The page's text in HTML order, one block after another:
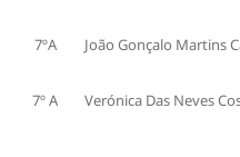
7ºA João Gonçalo Martins
7º A Verónica Das Neves